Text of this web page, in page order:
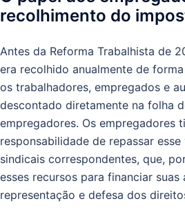
recolhimento do
Antes da Reforma Trabalhista de
era recolhido anualmente de
os trabalhadores, empregados e
descontado diretamente na folha
empregadores. Os empregadores
responsabilidade de repassar
sindicais correspondentes, que,
esses recursos para financiar suas
representação e defesa dos